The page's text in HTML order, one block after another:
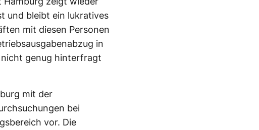
und bleibt ein lukratives
mit diesen Personen
in
nicht genug hinterfragt
mit der
bei
vor. Die